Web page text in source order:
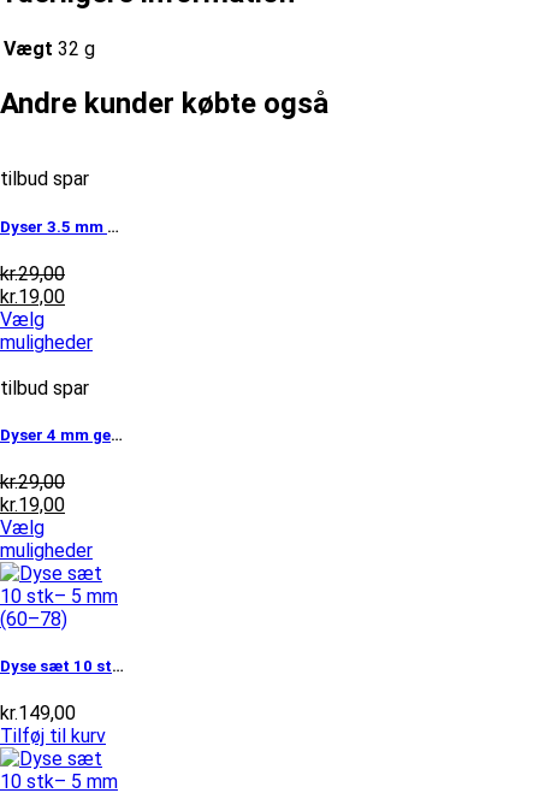
Vægt 32 g
Andre kunder købte også
tilbud spar
Dyser 3.5 mm gevind. Størrelse 40 til...
kr.29,00Den
oprindelige
var:
kr.19,00Den
pris
kr.19,00.
Vælg
mulighederDette
varianter.
varesiden
tilbud spar
Dyser 4 mm gevind. Størrelse 40 til 1...
kr.29,00Den
oprindelige
var:
kr.29,00.
kr.19,00Den
pris
er:
kr.19,00.
Vælg
mulighederDette
vare
har
Mulighederne
på
varesiden
Dyse sæt 10 stk– 5 mm (60–78)
kr.149,00
Tilføj til kurv